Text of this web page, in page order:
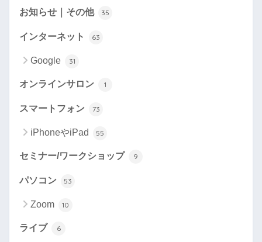
お知らせ｜その他 35
インターネット 63
Google 31
オンラインサロン 1
スマートフォン 73
iPhoneやiPad 55
セミナー/ワークショップ 9
パソコン 53
Zoom 10
ライブ 6